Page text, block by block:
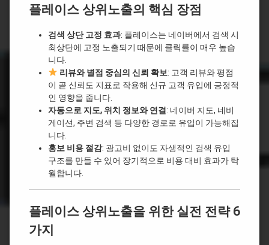
플레이스 상위노출의 핵심 장점
검색 상단 고정 효과: 플레이스는 네이버에서 검색 시
최상단에 고정 노출되기 때문에 클릭률이 매우 높습
니다.
리뷰와 별점 중심의 신뢰 확보: 고객 리뷰와 평점
이 곧 신뢰도 지표로 작용해 신규 고객 유입에 긍정적
인 영향을 줍니다.
자동으로 지도, 위치 정보와 연결 : 네이버 지도, 네비
게이션, 주변 검색 등 다양한 경로로 유입이 가능해집
니다.
홍보 비용 절감: 광고비 없이도 자생적인 검색 유입
구조를 만들 수 있어 장기적으로 비용 대비 효과가 탁
월합니다.
플레이스 상위노출을 위한 실전 전략 6
가지